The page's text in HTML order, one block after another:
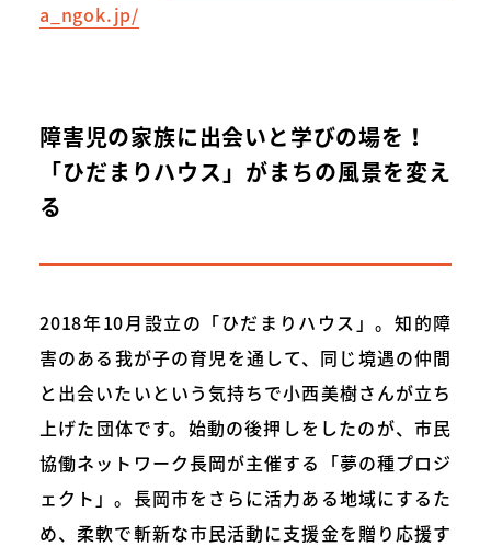
a_ngok.jp/
障害児の家族に出会いと学びの場を！
「ひだまりハウス」がまちの風景を変え
る
2018年10月設立の「ひだまりハウス」。知的障
害のある我が子の育児を通して、同じ境遇の仲間
と出会いたいという気持ちで小西美樹さんが立ち
上げた団体です。始動の後押しをしたのが、市民
協働ネットワーク長岡が主催する「夢の種プロジ
ェクト」。長岡市をさらに活力ある地域にするた
め、柔軟で斬新な市民活動に支援金を贈り応援す